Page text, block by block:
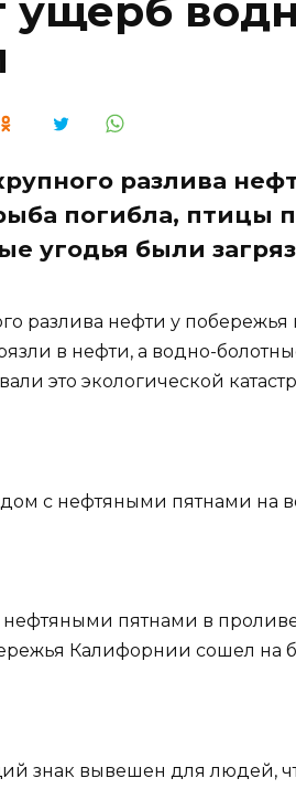
ущерб
разлива
погибла, птицы
угодья были
разлива нефти у
в нефти, а водно-
это экологической
с нефтяными пятнами на
пятнами в
Калифорнии сошел на
знак вывешен для людей,